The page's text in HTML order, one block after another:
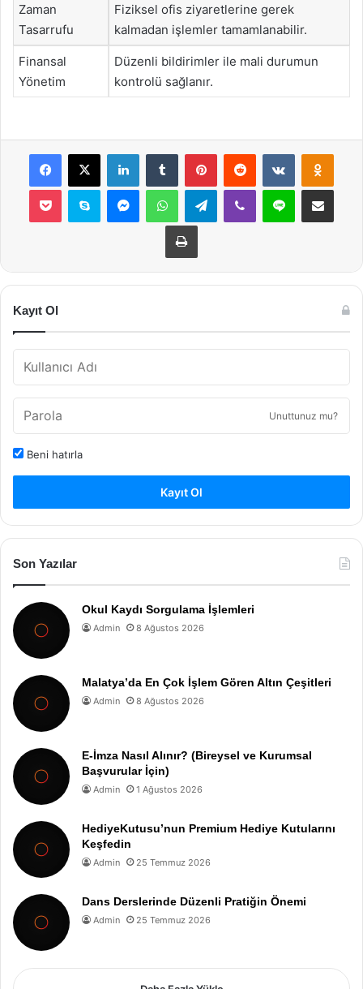
Zaman
Tasarrufu
Fiziksel ofis ziyaretlerine gerek
kalmadan işlemler tamamlanabilir.
Finansal
Yönetim
Düzenli bildirimler ile mali durumun
kontrolü sağlanır.
Facebook
X LinkedInTumblr PinterestReddit VKontakte
Pocket Skype MessengerWhatsAppTelegramViber Line E-Posta ile
Yazdır
Kayıt Ol
Unuttunuz mu?
Beni hatırla
Kayıt Ol
Son Yazılar
Okul Kaydı Sorgulama İşlemleri
Admin 8 Ağustos 2026
Malatya’da En Çok İşlem Gören Altın Çeşitleri
Admin 8 Ağustos 2026
E-İmza Nasıl Alınır? (Bireysel ve Kurumsal
Başvurular İçin)
Admin 1 Ağustos 2026
HediyeKutusu’nun Premium Hediye Kutularını
Keşfedin
Admin 25 Temmuz 2026
Dans Derslerinde Düzenli Pratiğin Önemi
Admin 25 Temmuz 2026